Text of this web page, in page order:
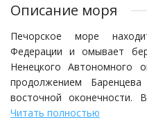
Описание моря
Печорское море
Федерации и омывает
Ненецкого Автономного
продолжением
восточной оконечности.
Печорского моря
Читать полностью